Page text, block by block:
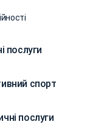
послуги
спорт
послуги